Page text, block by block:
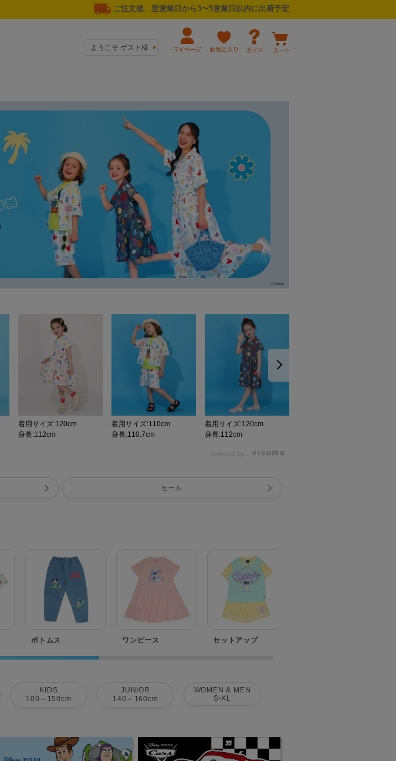
ご注文後、翌営業日から3〜5営業日以内に出荷予定
ようこそ ゲスト様
着用サイズ:120cm
身長:112cm
着用サイズ:110cm
身長:110.7cm
着用サイズ:120cm
身長:112cm
powered by
セール
ボトムス ワンピース セットアップ
KIDS
100～150cm
JUNIOR
140～160cm
WOMEN & MEN
S-XL